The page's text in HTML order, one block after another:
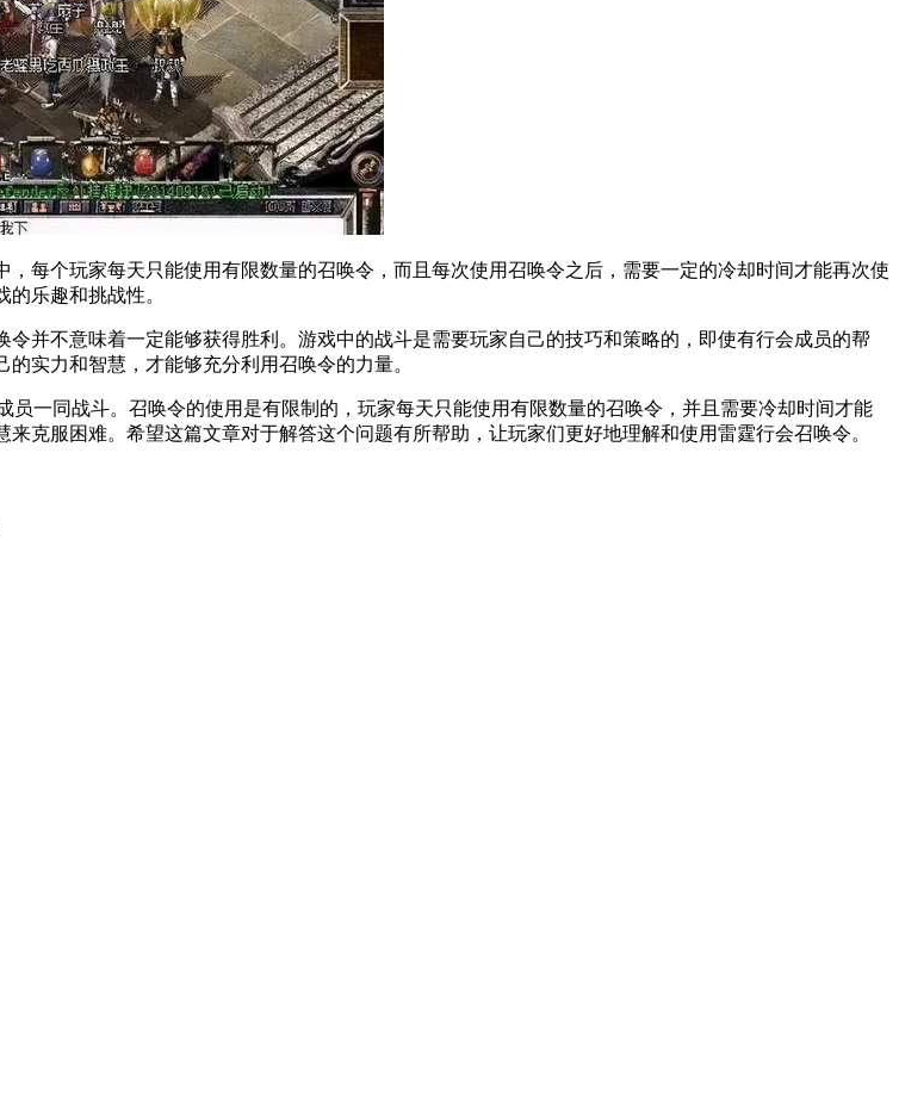
个玩家每天只能使用有限数量的召唤令，而且每次使用召唤令之后，需要一定的冷却时间才能再次使
乐趣和挑战性。
不意味着一定能够获得胜利。游戏中的战斗是需要玩家自己的技巧和策略的，即使有行会成员的帮
实力和智慧，才能够充分利用召唤令的力量。
同战斗。召唤令的使用是有限制的，玩家每天只能使用有限数量的召唤令，并且需要冷却时间才能
克服困难。希望这篇文章对于解答这个问题有所帮助，让玩家们更好地理解和使用雷霆行会召唤令。